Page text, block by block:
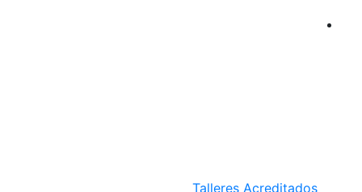
Talleres Acreditados